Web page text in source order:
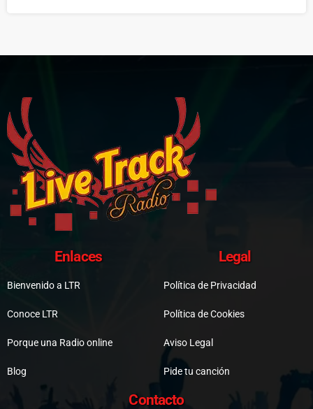
Enlaces
Bienvenido a LTR
Conoce LTR
Porque una Radio online
Blog
Legal
Política de Privacidad
Política de Cookies
Aviso Legal
Pide tu canción
Contacto